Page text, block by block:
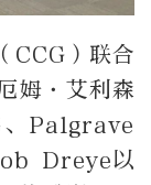
CCG）联合
姆·艾利森
Palgrave
Dreye以